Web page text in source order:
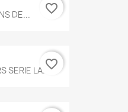
DE... favorite_border
SERIE LA...favorite_border